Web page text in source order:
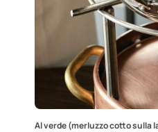
Al verde (merluzzo cotto sulla